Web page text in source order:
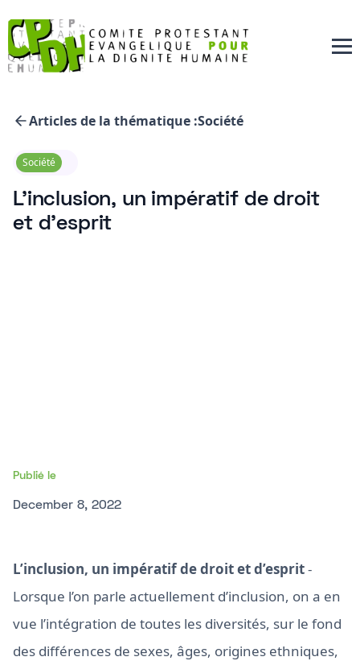
Articles de la thématique :Société
Société
L’inclusion, un impératif de droit
et d’esprit
Publié le
December 8, 2022
L’inclusion, un impératif de droit et d’esprit-
Lorsque l’on parle actuellement d’inclusion, on a en
vue l’intégration de toutes les diversités, sur le fond
des différences de sexes, âges, origines ethniques,